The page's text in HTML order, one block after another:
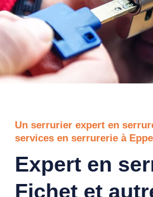
Un serrurier expert en
services en serrurerie à
Expert en
Fichet et